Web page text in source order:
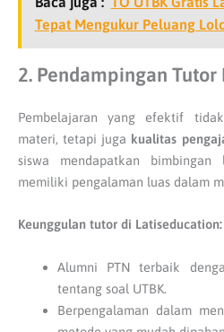
Tepat Mengukur Peluang
2. Pendampingan
Pembelajaran yang efektif
materi, tetapi juga kualitas
siswa mendapatkan
memiliki pengalaman luas dalam
Keunggulan tutor di Latiseducation:
Alumni PTN terbaik
tentang soal UTBK.
Berpengalaman dalam